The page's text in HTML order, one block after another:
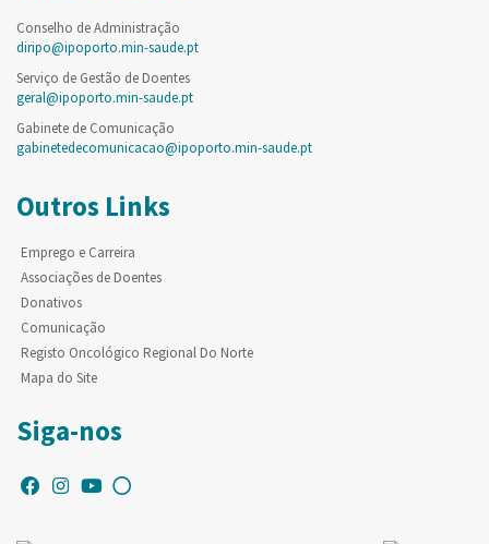
Conselho de Administração
diripo@ipoporto.min-saude.pt
Serviço de Gestão de Doentes
geral@ipoporto.min-saude.pt
Gabinete de Comunicação
gabinetedecomunicacao@ipoporto.min-saude.pt
Outros Links
Emprego e Carreira
Associações de Doentes
Donativos
Comunicação
Registo Oncológico Regional Do Norte
Mapa do Site
Siga-nos